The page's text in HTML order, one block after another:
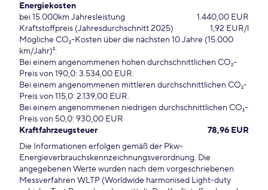
Energiekosten
bei 15.000km Jahresleistung
1.440,00 EUR
Kraftstoffpreis (Jahresdurchschnitt 2025)
1,92 EUR/l
Mögliche CO₂-Kosten über die nächsten 10 Jahre (15.000
km/Jahr)²:
Bei einem angenommenen hohen durchschnittlichen CO₂-
Preis von 190,0: 3.534,00 EUR.
Bei einem angenommenen mittleren durchschnittlichen CO₂-
Preis von 115,0: 2.139,00 EUR.
Bei einem angenommenen niedrigen durchschnittlichen CO₂-
Preis von 50,0: 930,00 EUR
Kraftfahrzeugsteuer
78,96 EUR
Die Informationen erfolgen gemäß der Pkw-
Energieverbrauchskennzeichnungsverordnung. Die
angegebenen Werte wurden nach dem vorgeschriebenen
Messverfahren WLTP (Worldwide harmonised Light-duty